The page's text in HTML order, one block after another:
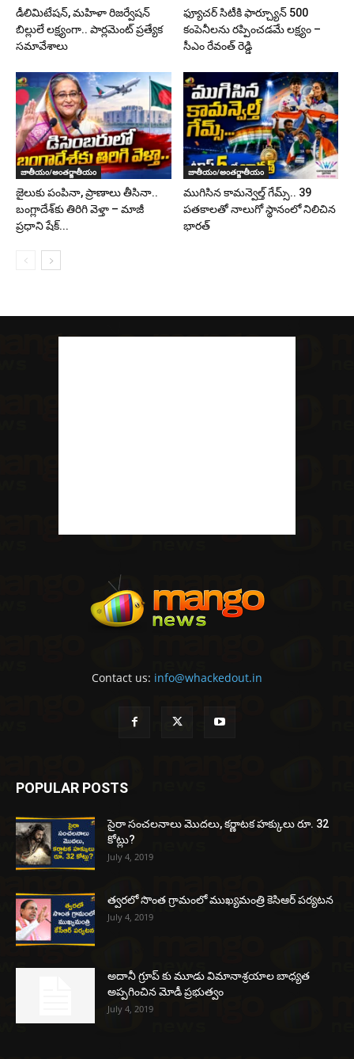
డీలిమిటేషన్, మహిళా రిజర్వేషన్
బిల్లులే లక్ష్యంగా.. పార్లమెంట్ ప్రత్యేక
సమావేశాలు
ఫ్యూచర్ సిటీకి ఫార్చ్యూన్ 500
కంపెనీలను రప్పించడమే లక్ష్యం –
సీఎం రేవంత్ రెడ్డి
జాతీయం/అంతర్జాతీయం
జైలుకు పంపినా, ప్రాణాలు తీసినా..
బంగ్లాదేశ్‌కు తిరిగి వెళ్తా – మాజీ
ప్రధాని షేక్...
జాతీయం/అంతర్జాతీయం
ముగిసిన కామన్వెల్త్ గేమ్స్‌.. 39
పతకాలతో నాలుగో స్థానంలో నిలిచిన
భారత్
Contact us: info@whackedout.in
POPULAR POSTS
సైరా సంచలనాలు మొదలు, కర్ణాటక హక్కులు రూ. 32
కోట్లు?
July 4, 2019
త్వరలో సొంత గ్రామంలో ముఖ్యమంత్రి కెసిఆర్ పర్యటన
July 4, 2019
అదానీ గ్రూప్ కు మూడు విమానాశ్రయాల బాధ్యత
అప్పగించిన మోడీ ప్రభుత్వం
July 4, 2019